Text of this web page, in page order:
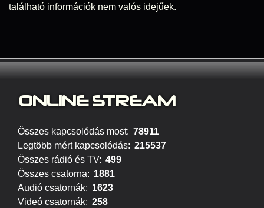
található információk nem valós idejűek.
ONLINE STREAM
Összes kapcsolódás most: 78911
Legtöbb mért kapcsolódás: 215537
Összes rádió és TV: 499
Összes csatorna: 1881
Audió csatornák: 1623
Videó csatornák: 258